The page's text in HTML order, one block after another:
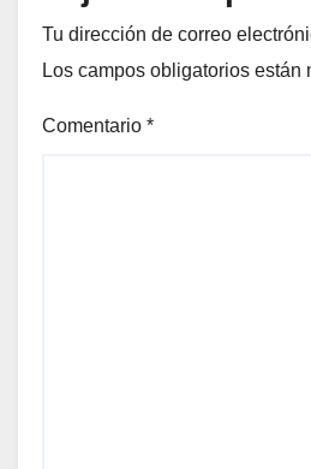
Tu dirección de correo
Los campos obligatorios están
Comentario *